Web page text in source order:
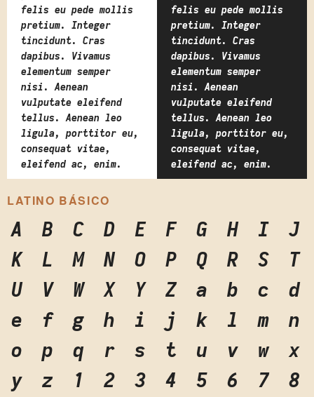
felis eu pede mollis
pretium. Integer
tincidunt. Cras
dapibus. Vivamus
elementum semper
nisi. Aenean
vulputate eleifend
tellus. Aenean leo
ligula, porttitor eu,
consequat vitae,
eleifend ac, enim.
felis eu pede mollis
pretium. Integer
tincidunt. Cras
dapibus. Vivamus
elementum semper
nisi. Aenean
vulputate eleifend
tellus. Aenean leo
ligula, porttitor eu,
consequat vitae,
eleifend ac, enim.
LATINO BÁSICO
A B C D E F G H I
J
K
L M N O P Q R S
T
U
V W X Y Z a b c
d
e
f g h i j k l m
n
o
p q r s t u v w
x
y
z 1 2 3 4 5 6 7 8